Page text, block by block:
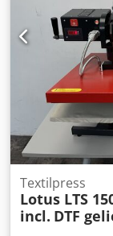
Textilpress
Lotus LTS
incl. DTF